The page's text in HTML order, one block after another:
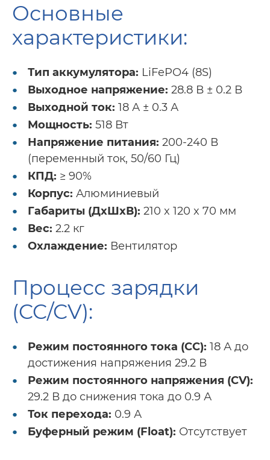
Основные
характеристики:
Тип аккумулятора: LiFePO4 (8S)
Выходное напряжение: 28.8 В ± 0.2 В
Выходной ток: 18 А ± 0.3 А
Мощность: 518 Вт
Напряжение питания: 200-240 В
(переменный ток, 50/60 Гц)
КПД: ≥ 90%
Корпус: Алюминиевый
Габариты (ДxШxВ): 210 x 120 x 70 мм
Вес: 2.2 кг
Охлаждение: Вентилятор
Процесс зарядки
(CC/CV):
Режим постоянного тока (CC): 18 А до
достижения напряжения 29.2 В
Режим постоянного напряжения (CV):
29.2 В до снижения тока до 0.9 А
Ток перехода: 0.9 А
Буферный режим (Float): Отсутствует